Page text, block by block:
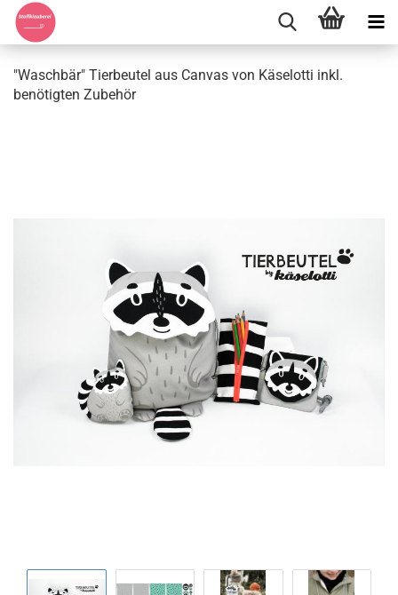
"Waschbär" Tierbeutel aus Canvas von Käselotti inkl.
benötigten Zubehör